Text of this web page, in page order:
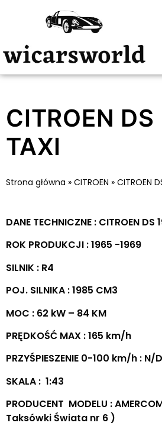
CITROEN DS
TAXI
Strona główna » CITROEN » CITROEN
DANE TECHNICZNE : CITROEN DS
ROK PRODUKCJI : 1965 -1969
SILNIK : R4
POJ. SILNIKA : 1985 CM3
MOC : 62 kW – 84 KM
PRĘDKOŚĆ MAX : 165 km/h
PRZYŚPIESZENIE 0-100 km/h : N/D
SKALA : 1:43
PRODUCENT MODELU :
Taksówki Świata nr 6 )